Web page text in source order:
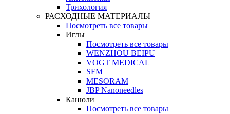
Трихология
РАСХОДНЫЕ МАТЕРИАЛЫ
Посмотреть все товары
Иглы
Посмотреть все товары
WENZHOU BEIPU
VOGT MEDICAL
SFM
MESORAM
JBP Nanoneedles
Канюли
Посмотреть все товары